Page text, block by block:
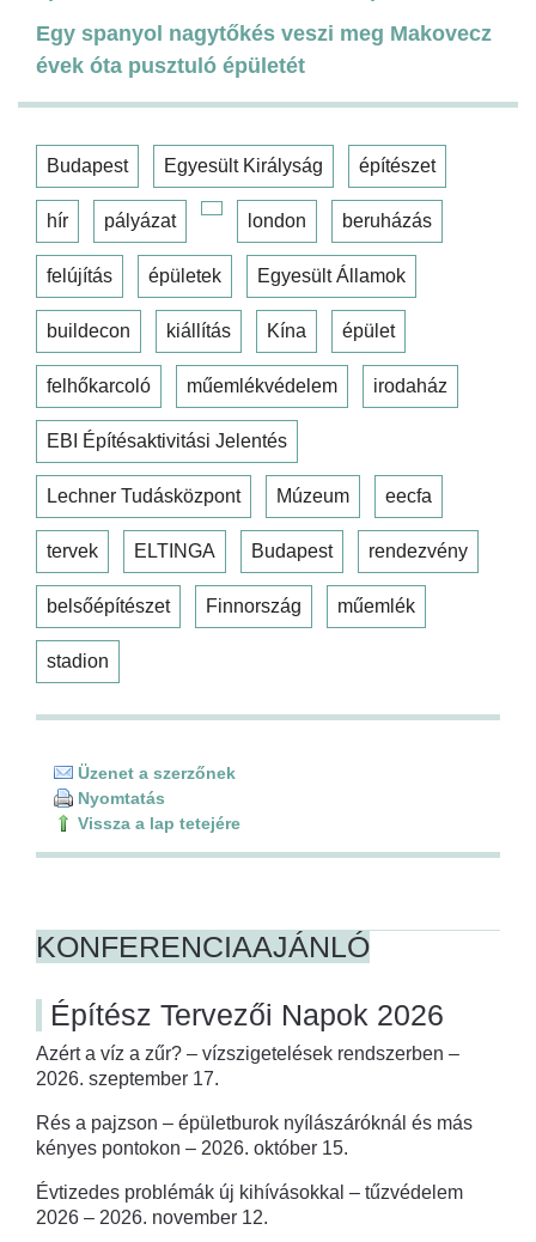
Egy spanyol nagytőkés veszi meg Makovecz
évek óta pusztuló épületét
Budapest Egyesült Királyság építészet
hír pályázat london beruházás
felújítás épületek Egyesült Államok
buildecon kiállítás Kína épület
felhőkarcoló műemlékvédelem irodaház
EBI Építésaktivitási Jelentés
Lechner Tudásközpont Múzeum eecfa
tervek ELTINGA Budapest rendezvény
belsőépítészet Finnország műemlék
stadion
Üzenet a szerzőnek
Nyomtatás
Vissza a lap tetejére
KONFERENCIAAJÁNLÓ
Építész Tervezői Napok 2026
Azért a víz a zűr? – vízszigetelések rendszerben –
2026. szeptember 17.
Rés a pajzson – épületburok nyílászáróknál és más
kényes pontokon – 2026. október 15.
Évtizedes problémák új kihívásokkal – tűzvédelem
2026 – 2026. november 12.